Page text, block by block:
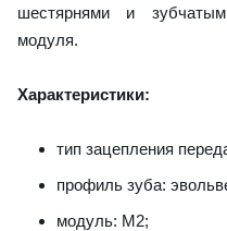
шестярнями и
модуля.
Характеристики:
тип зацепления
профиль зуба:
модуль: M2;